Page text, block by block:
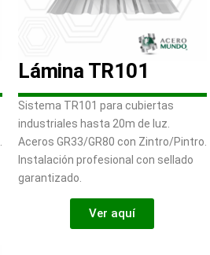
Lámina TR101
Sistema TR101 para cubiertas
industriales hasta 20m de luz.
Aceros GR33/GR80 con Zintro/Pintro.
Instalación profesional con sellado
garantizado.
Ver aquí